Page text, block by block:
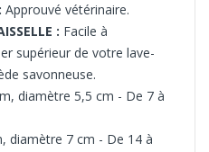
Approuvé vétérinaire.
: Facile à
supérieur de votre lave-
savonneuse.
diamètre 5,5 cm - De 7 à
diamètre 7 cm - De 14 à